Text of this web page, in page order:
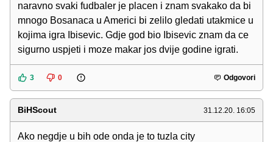
naravno svaki fudbaler je placen i znam svakako da bi
mnogo Bosanaca u Americi bi zelilo gledati utakmice u
kojima igra Ibisevic. Gdje god bio Ibisevic znam da ce
sigurno uspjeti i moze makar jos dvije godine igrati.
3 0 Odgovori
BiHScout 31.12.20. 16:05
Ako negdje u bih ode onda je to tuzla city